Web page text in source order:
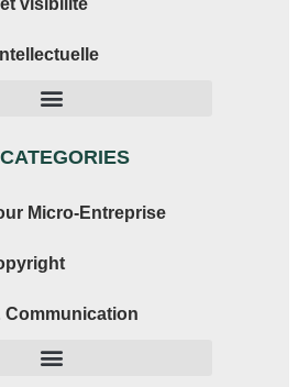
Micro-Entreprise
Communication